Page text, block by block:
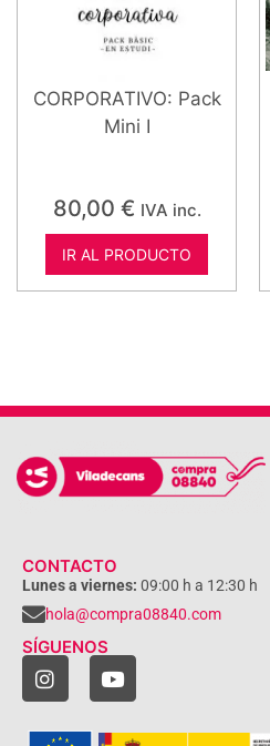
CORPORATIVO: Pack
Mini I
80,00 € IVA inc.
IR AL PRODUCTO
CONTACTO
Lunes a viernes: 09:00 h a 12:30 h
hola@compra08840.com
SÍGUENOS